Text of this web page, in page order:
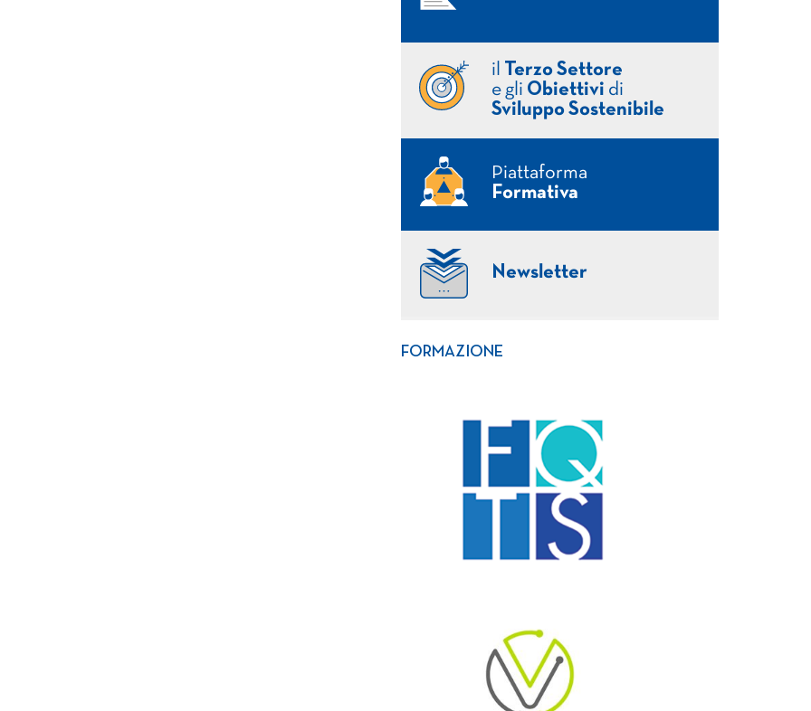
il
Terzo Settore
e gli Obiettivi di
Sviluppo Sostenibile
Piattaforma
Formativa
Newsletter
FORMAZIONE